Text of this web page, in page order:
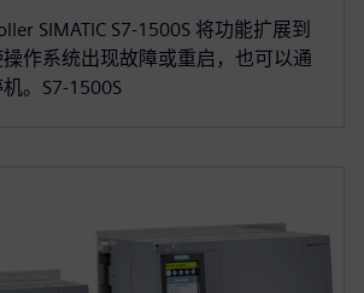
SIMATIC S7-1500S 将功能扩展到
作系统出现故障或重启，也可以通
。S7-1500S